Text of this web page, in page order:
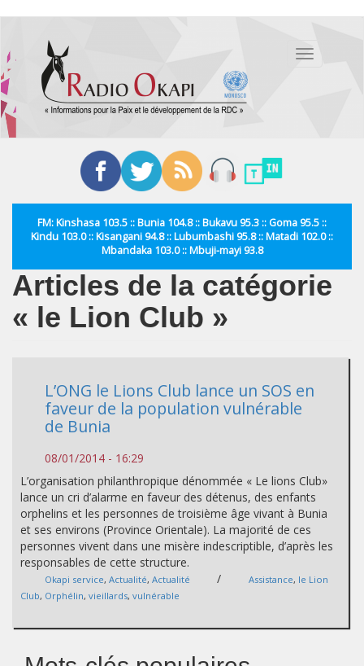
contenu
principal
Toggle
FM: Kinshasa 103.5 :: Bunia 104.8 :: Bukavu 95.3 :: Goma 95.5 ::
Kindu 103.0 :: Kisangani 94.8 :: Lubumbashi 95.8 :: Matadi 102.0 ::
Mbandaka 103.0 :: Mbuji-mayi 93.8
Articles de la catégorie
« le Lion Club »
L’ONG le Lions Club lance un SOS en
faveur de la population vulnérable
de Bunia
08/01/2014 - 16:29
L’organisation philanthropique dénommée « Le lions Club»
lance un cri d’alarme en faveur des détenus, des enfants
orphelins et les personnes de troisième âge vivant à Bunia
et ses environs (Province Orientale). La majorité de ces
personnes vivent dans une misère indescriptible, d’après les
responsables de cette structure.
Okapi service, Actualité, Actualité / Assistance, le Lion
Club, Orphélin, vieillards, vulnérable